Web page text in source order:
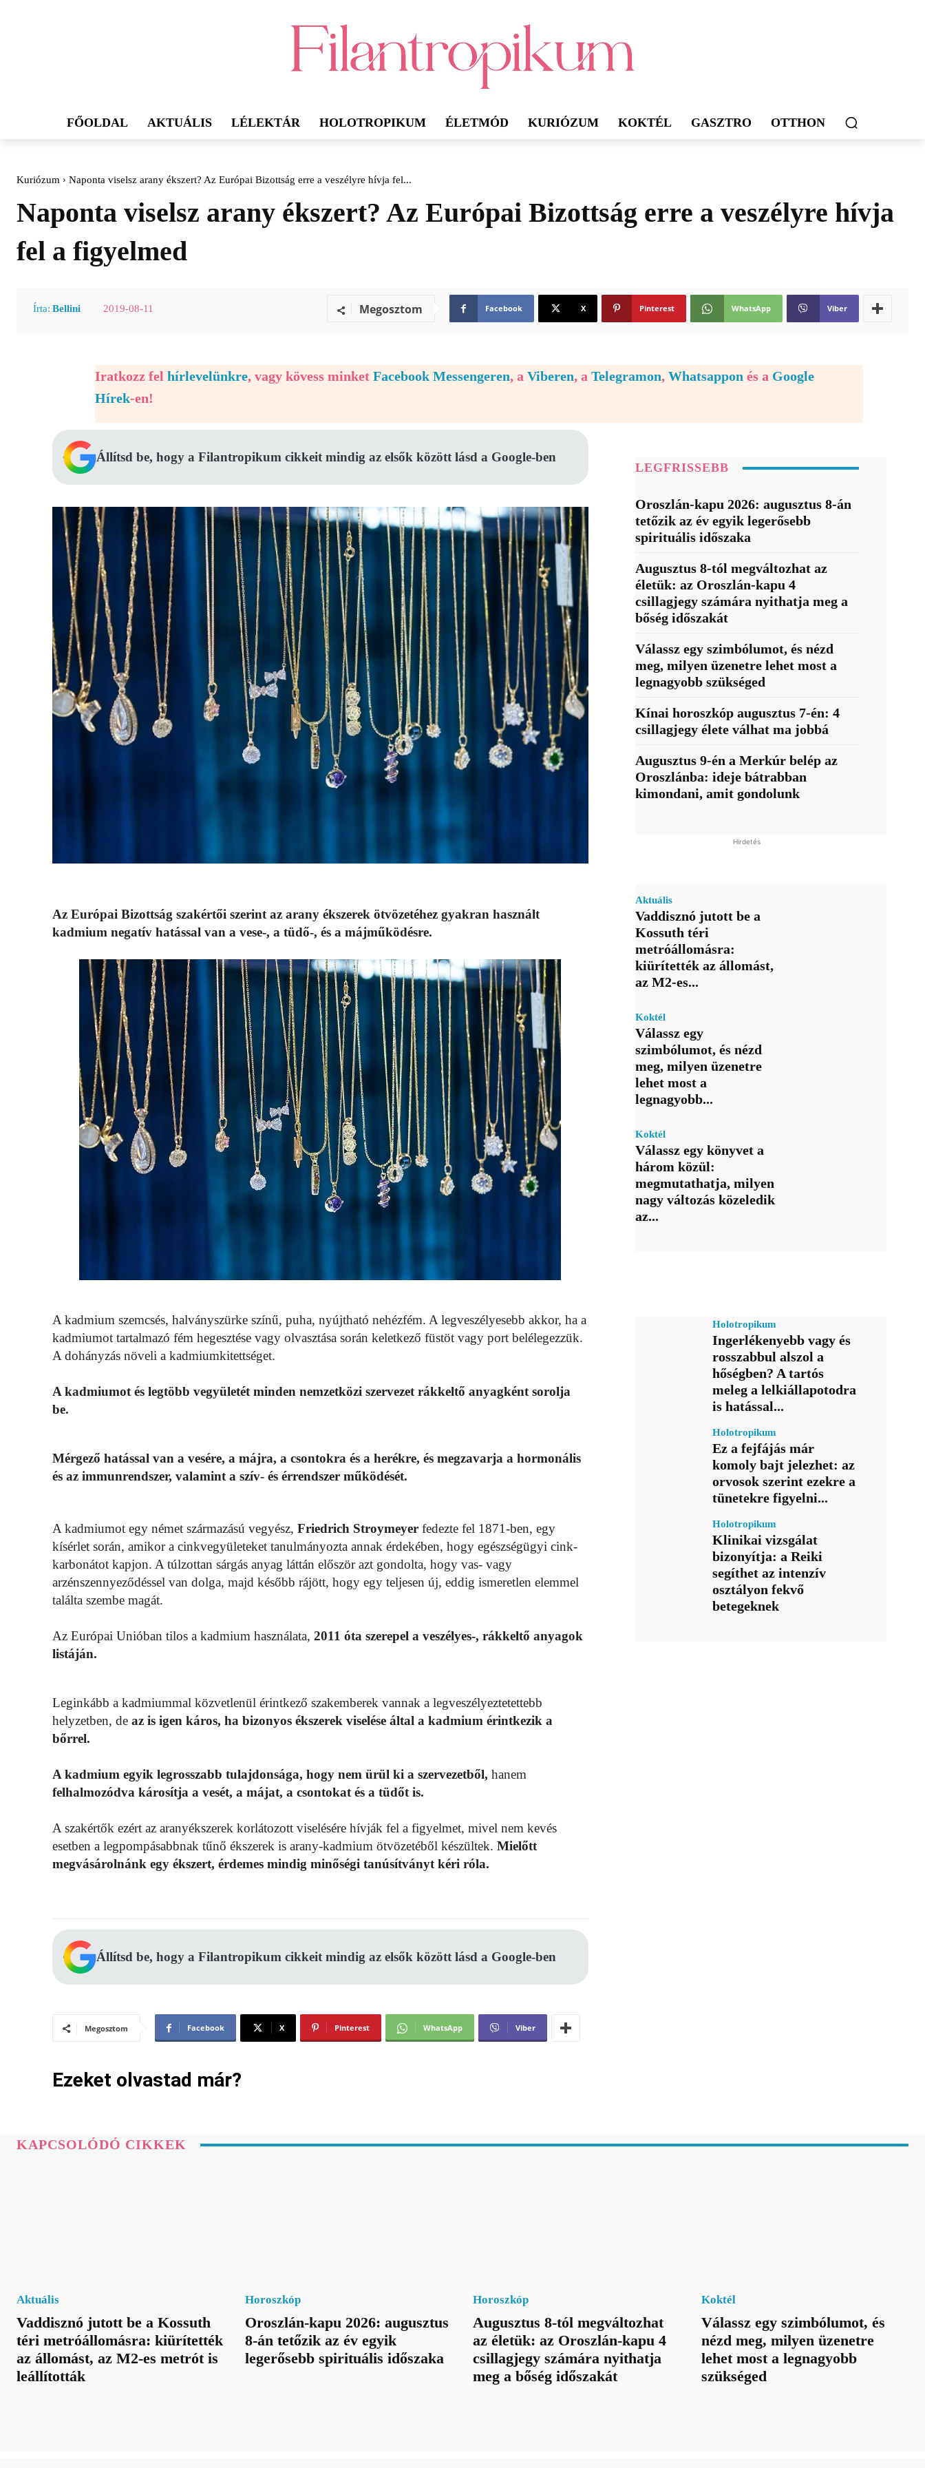
FŐOLDAL AKTUÁLIS LÉLEKTÁR HOLOTROPIKUM ÉLETMÓD KURIÓZUM KOKTÉL GASZTRO OTTHON
Kuriózum Naponta viselsz arany ékszert? Az Európai Bizottság erre a veszélyre hívja fel...
Naponta viselsz arany ékszert? Az Európai Bizottság erre a veszélyre hívja
fel a figyelmed
Írta: Bellini 2019-08-11 Megosztom Facebook X Pinterest WhatsApp Viber
Iratkozz fel hírlevelünkre, vagy kövess minket Facebook Messengeren, a Viberen, a Telegramon, Whatsappon és a Google
Hírek-en!
Állítsd be, hogy a Filantropikum cikkeit mindig az elsők között lásd a Google-ben
Az Európai Bizottság szakértői szerint az arany ékszerek ötvözetéhez gyakran használt
kadmium negatív hatással van a vese-, a tüdő-, és a májműködésre.
A kadmium szemcsés, halványszürke színű, puha, nyújtható nehézfém. A legveszélyesebb akkor, ha a
kadmiumot tartalmazó fém hegesztése vagy olvasztása során keletkező füstöt vagy port belélegezzük.
A dohányzás növeli a kadmiumkitettséget.
A kadmiumot és legtöbb vegyületét minden nemzetközi szervezet rákkeltő anyagként sorolja
be.
Mérgező hatással van a vesére, a májra, a csontokra és a herékre, és megzavarja a hormonális
és az immunrendszer, valamint a szív- és érrendszer működését.
A kadmiumot egy német származású vegyész, Friedrich Stroymeyer fedezte fel 1871-ben, egy
kísérlet során, amikor a cinkvegyületeket tanulmányozta annak érdekében, hogy egészségügyi cink-
karbonátot kapjon. A túlzottan sárgás anyag láttán először azt gondolta, hogy vas- vagy
arzénszennyeződéssel van dolga, majd később rájött, hogy egy teljesen új, eddig ismeretlen elemmel
találta szembe magát.
Az Európai Unióban tilos a kadmium használata, 2011 óta szerepel a veszélyes-, rákkeltő anyagok
listáján.
Leginkább a kadmiummal közvetlenül érintkező szakemberek vannak a legveszélyeztetettebb
helyzetben, de az is igen káros, ha bizonyos ékszerek viselése által a kadmium érintkezik a
bőrrel.
A kadmium egyik legrosszabb tulajdonsága, hogy nem ürül ki a szervezetből, hanem
felhalmozódva károsítja a vesét, a májat, a csontokat és a tüdőt is.
A szakértők ezért az aranyékszerek korlátozott viselésére hívják fel a figyelmet, mivel nem kevés
esetben a legpompásabbnak tűnő ékszerek is arany-kadmium ötvözetéből készültek. Mielőtt
megvásárolnánk egy ékszert, érdemes mindig minőségi tanúsítványt kéri róla.
Állítsd be, hogy a Filantropikum cikkeit mindig az elsők között lásd a Google-ben
Megosztom Facebook X Pinterest WhatsApp Viber
Ezeket olvastad már?
LEGFRISSEBB
Oroszlán-kapu 2026: augusztus 8-án
tetőzik az év egyik legerősebb
spirituális időszaka
Augusztus 8-tól megváltozhat az
életük: az Oroszlán-kapu 4
csillagjegy számára nyithatja meg a
bőség időszakát
Válassz egy szimbólumot, és nézd
meg, milyen üzenetre lehet most a
legnagyobb szükséged
Kínai horoszkóp augusztus 7-én: 4
csillagjegy élete válhat ma jobbá
Augusztus 9-én a Merkúr belép az
Oroszlánba: ideje bátrabban
kimondani, amit gondolunk
Hirdetés
Aktuális
Vaddisznó jutott be a
Kossuth téri
metróállomásra:
kiürítették az állomást,
az M2-es...
Koktél
Válassz egy
szimbólumot, és nézd
meg, milyen üzenetre
lehet most a
legnagyobb...
Koktél
Válassz egy könyvet a
három közül:
megmutathatja, milyen
nagy változás közeledik
az...
Holotropikum
Ingerlékenyebb vagy és
rosszabbul alszol a
hőségben? A tartós
meleg a lelkiállapotodra
is hatással...
Holotropikum
Ez a fejfájás már
komoly bajt jelezhet: az
orvosok szerint ezekre a
tünetekre figyelni...
Holotropikum
Klinikai vizsgálat
bizonyítja: a Reiki
segíthet az intenzív
osztályon fekvő
betegeknek
KAPCSOLÓDÓ CIKKEK
Aktuális
Vaddisznó jutott be a Kossuth
téri metróállomásra: kiürítették
az állomást, az M2-es metrót is
leállították
Horoszkóp
Oroszlán-kapu 2026: augusztus
8-án tetőzik az év egyik
legerősebb spirituális időszaka
Horoszkóp
Augusztus 8-tól megváltozhat
az életük: az Oroszlán-kapu 4
csillagjegy számára nyithatja
meg a bőség időszakát
Koktél
Válassz egy szimbólumot, és
nézd meg, milyen üzenetre
lehet most a legnagyobb
szükséged